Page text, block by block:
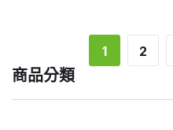
1 2
商品分類